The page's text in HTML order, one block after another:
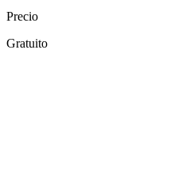
Precio
Gratuito